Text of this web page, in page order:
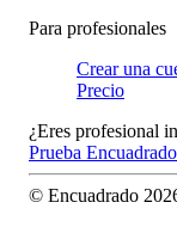
Para profesionales
Crear una
Precio
¿Eres profesional
Prueba
© Encuadrado